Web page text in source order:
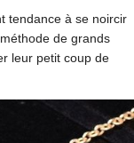
tendance à se noircir
de grands
leur petit coup de